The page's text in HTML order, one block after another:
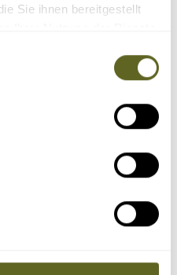
Sie ihnen bereitgestellt